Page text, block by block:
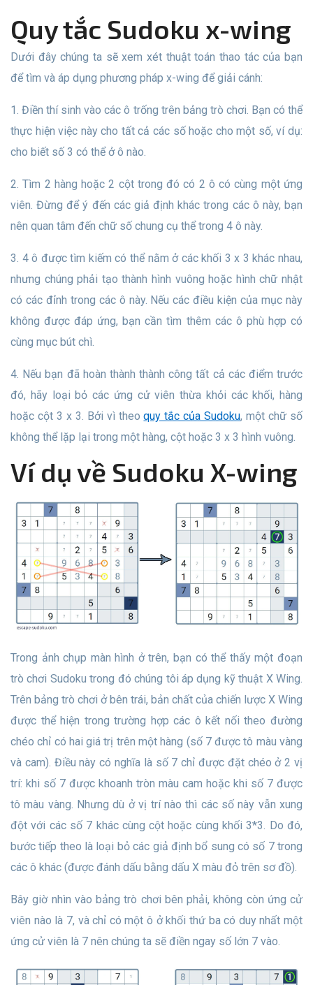
Quy tắc Sudoku x-wing
Dưới đây chúng ta sẽ xem xét thuật toán thao tác của bạn
để tìm và áp dụng phương pháp x-wing để giải cánh:
1. Điền thí sinh vào các ô trống trên bảng trò chơi. Bạn có thể
thực hiện việc này cho tất cả các số hoặc cho một số, ví dụ:
cho biết số 3 có thể ở ô nào.
2. Tìm 2 hàng hoặc 2 cột trong đó có 2 ô có cùng một ứng
viên. Đừng để ý đến các giả định khác trong các ô này, bạn
nên quan tâm đến chữ số chung cụ thể trong 4 ô này.
3. 4 ô được tìm kiếm có thể nằm ở các khối 3 x 3 khác nhau,
nhưng chúng phải tạo thành hình vuông hoặc hình chữ nhật
có các đỉnh trong các ô này. Nếu các điều kiện của mục này
không được đáp ứng, bạn cần tìm thêm các ô phù hợp có
cùng mục bút chì.
4. Nếu bạn đã hoàn thành thành công tất cả các điểm trước
đó, hãy loại bỏ các ứng cử viên thừa khỏi các khối, hàng
hoặc cột 3 x 3. Bởi vì theoquy tắc của Sudoku, một chữ số
không thể lặp lại trong một hàng, cột hoặc 3 x 3 hình vuông.
Ví dụ về Sudoku X-wing
Trong ảnh chụp màn hình ở trên, bạn có thể thấy một đoạn
trò chơi Sudoku trong đó chúng tôi áp dụng kỹ thuật X Wing.
Trên bảng trò chơi ở bên trái, bản chất của chiến lược X Wing
được thể hiện trong trường hợp các ô kết nối theo đường
chéo chỉ có hai giá trị trên một hàng (số 7 được tô màu vàng
và cam). Điều này có nghĩa là số 7 chỉ được đặt chéo ở 2 vị
trí: khi số 7 được khoanh tròn màu cam hoặc khi số 7 được
tô màu vàng. Nhưng dù ở vị trí nào thì các số này vẫn xung
đột với các số 7 khác cùng cột hoặc cùng khối 3*3. Do đó,
bước tiếp theo là loại bỏ các giả định bổ sung có số 7 trong
các ô khác (được đánh dấu bằng dấu X màu đỏ trên sơ đồ).
Bây giờ nhìn vào bảng trò chơi bên phải, không còn ứng cử
viên nào là 7, và chỉ có một ô ở khối thứ ba có duy nhất một
ứng cử viên là 7 nên chúng ta sẽ điền ngay số lớn 7 vào.